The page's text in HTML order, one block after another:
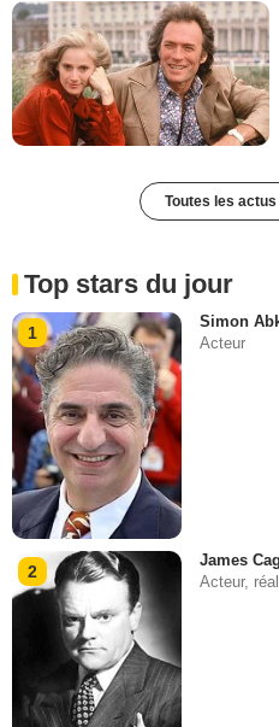
Toutes les
Top stars du jour
1
Simon
Acteur
2
James
Acteur,